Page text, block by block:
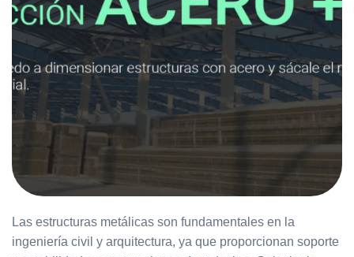
Las estructuras metálicas son fundamentales en la
ingeniería civil y arquitectura, ya que proporcionan soporte